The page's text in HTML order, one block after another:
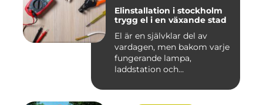
Elinstallation i stockholm
trygg el i en växande stad
El är en självklar del av
vardagen, men bakom varje
fungerande lampa,
laddstation och